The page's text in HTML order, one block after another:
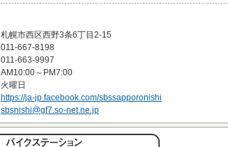
札幌市西区西野3条6丁目2-15
011-667-8198
011-663-9997
AM10:00～PM7:00
火曜日
https://ja-jp.facebook.com/sbssapporonishi
sbsnishi@gf7.so-net.ne.jp